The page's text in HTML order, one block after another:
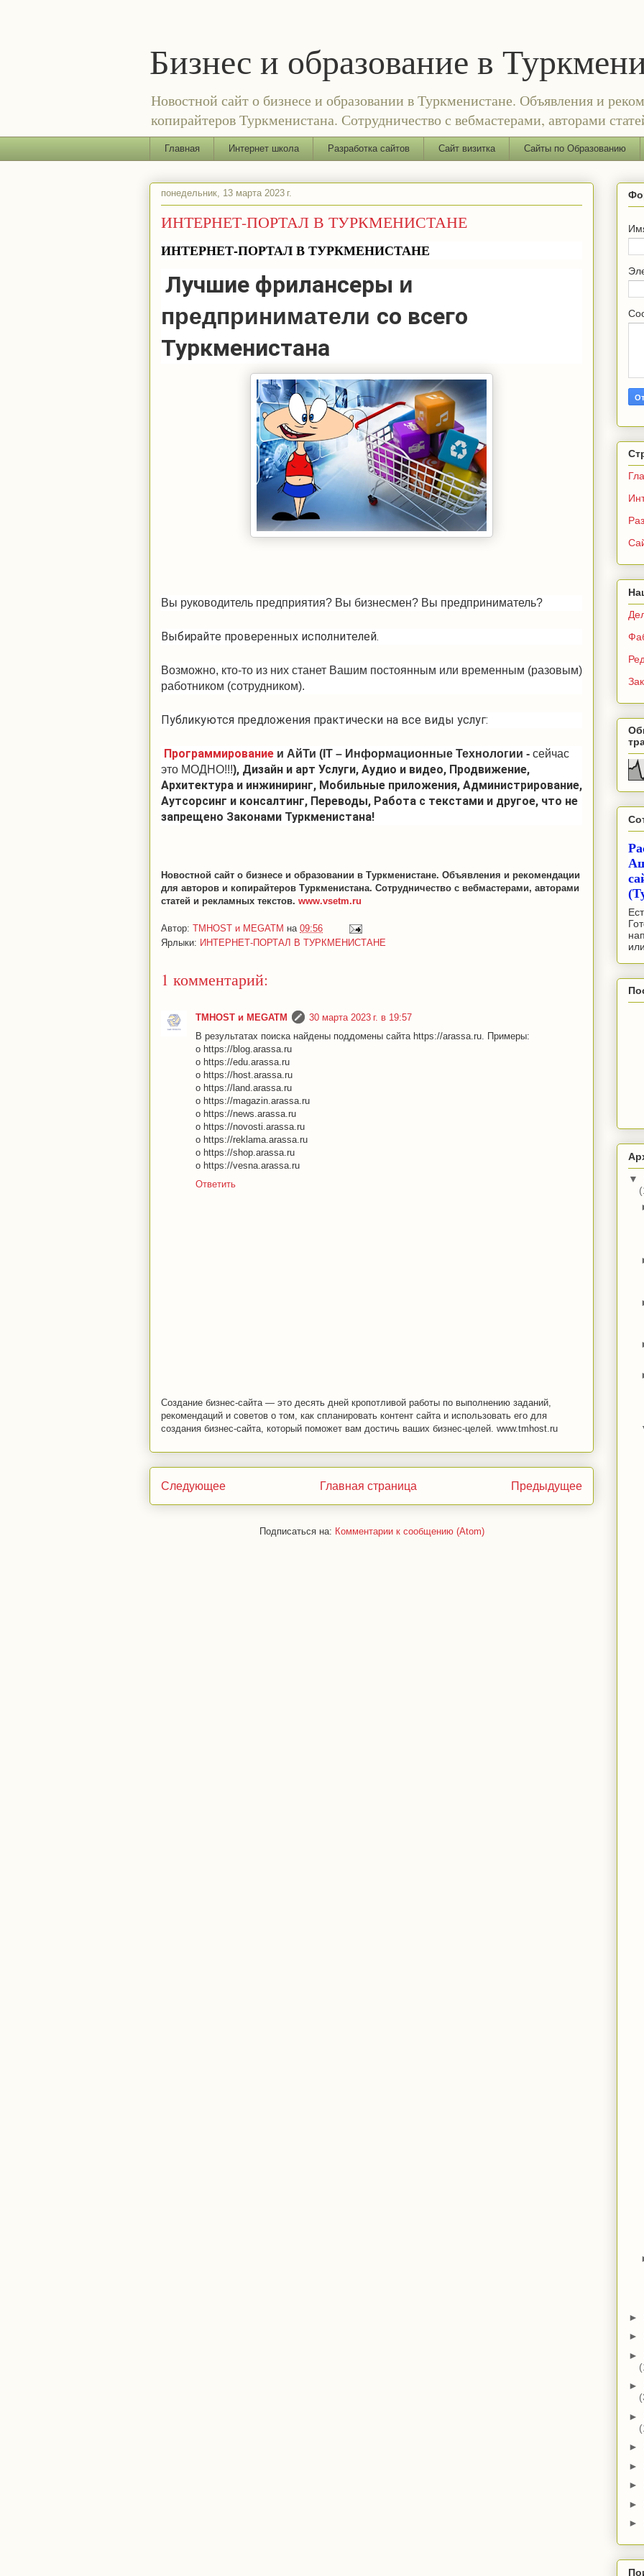
Бизнес и образование в
Новостной сайт о бизнесе и образовании в Туркменистане. Объявления и
копирайтеров Туркменистана. Сотрудничество с вебмастерами, авторами
Главная Интернет школа Разработка сайтов Сайт визитка Сайты по Образованию
понедельник, 13 марта 2023 г.
ИНТЕРНЕТ-ПОРТАЛ В ТУРКМЕНИСТАНЕ
ИНТЕРНЕТ-ПОРТАЛ В ТУРКМЕНИСТАНЕ
Лучшие фрилансеры и
предприниматели со всего
Туркменистана
Вы руководитель предприятия? Вы бизнесмен? Вы предприниматель?
Выбирайте проверенных исполнителей.
Возможно, кто-то из них станет Вашим постоянным или временным (разовым)
работником (сотрудником).
Публикуются предложения практически на все виды услуг:
Программирование и АйТи ( IT – Информационные Технологии - сейчас
это МОДНО!!!), Дизайн и арт Услуги, Аудио и видео, Продвижение,
Архитектура и инжиниринг, Мобильные приложения, Администрирование,
Аутсорсинг и консалтинг, Переводы, Работа с текстами и другое, что не
запрещено Законами Туркменистана!
Новостной сайт о бизнесе и образовании в Туркменистане. Объявления и рекомендации
для авторов и копирайтеров Туркменистана. Сотрудничество с вебмастерами, авторами
статей и рекламных текстов. www.vsetm.ru
Автор: TMHOST и MEGATM на 09:56
Ярлыки: ИНТЕРНЕТ-ПОРТАЛ В ТУРКМЕНИСТАНЕ
1 комментарий:
TMHOST и MEGATM
30 марта 2023 г. в 19:57
В результатах поиска найдены поддомены сайта https://arassa.ru. Примеры:
o https://blog.arassa.ru
o https://edu.arassa.ru
o https://host.arassa.ru
o https://land.arassa.ru
o https://magazin.arassa.ru
o https://news.arassa.ru
o https://novosti.arassa.ru
o https://reklama.arassa.ru
o https://shop.arassa.ru
o https://vesna.arassa.ru
Ответить
Создание бизнес-сайта — это десять дней кропотливой работы по выполнению заданий,
рекомендаций и советов о том, как спланировать контент сайта и использовать его для
создания бизнес-сайта, который поможет вам достичь ваших бизнес-целей. www.tmhost.ru
Следующее Предыдущее
Главная страница
Подписаться на: Комментарии к сообщению (Atom)
▼
►
►
►
►
►
►
►
►
►
►